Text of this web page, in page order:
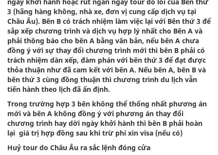
3 (hãng hàng không, nhà xe, đơn vị cung cấp dịch vụ tại
Châu Âu). Bên B có trách nhiệm làm việc lại với Bên thứ 3 để
sắp xếp chương trình và dịch vụ hợp lý nhất cho Bên A và
phải thông báo cho bên A bằng văn bản, nếu bên A chưa
đồng ý với sự thay đổi chương trình mới thì bên B phải có
trách nhiệm dàn xếp, đàm phán với bên thứ 3 để đạt được
thỏa thuận như đã cam kết với bên A. Nếu bên A, bên B và
bên thứ 3 cùng đồng thuận thì chương trình du lịch vẫn
tiến hành theo lịch đã ấn định.
Trong trường hợp 3 bên không thể thống nhất phương án
mới và bên A không đồng ý với phương án thay đổi
chương trình hay dời ngày khởi hành thì bên B phải hoàn
lại giá trị hợp đồng sau khi trừ phí xin visa (nếu có)
Huỷ tour do Châu Âu ra sắc lệnh đóng cửa